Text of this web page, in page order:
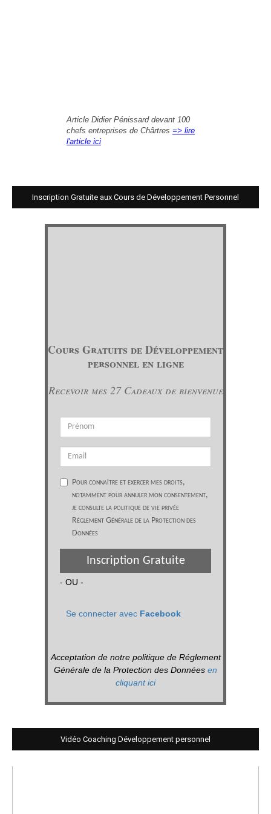
Article Didier Pénissard devant 100
chefs entreprises de Chârtres => lire
l'article ici
Inscription Gratuite aux Cours de Développement Personnel
Cours Gratuits de Développement
personnel en ligne
Recevoir mes 27 Cadeaux de bienvenue
Pour connaître et exercer mes droits,
notamment pour annuler mon consentement,
je consulte la politique de vie privée
Réglement Générale de la Protection des
Données
Inscription Gratuite
- OU -
Se connecter avec Facebook
Acceptation de notre politique de Réglement
Générale de la Protection des Données en
cliquant ici
Vidéo Coaching Développement personnel